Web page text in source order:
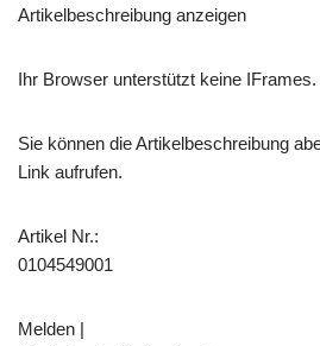
Artikelbeschreibung anzeigen
Ihr Browser unterstützt keine IFrames.
Sie können die Artikelbeschreibung
Link aufrufen.
Artikel Nr.:
0104549001
Melden |